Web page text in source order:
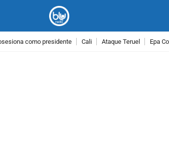
como presidente Cali Ataque Teruel Epa